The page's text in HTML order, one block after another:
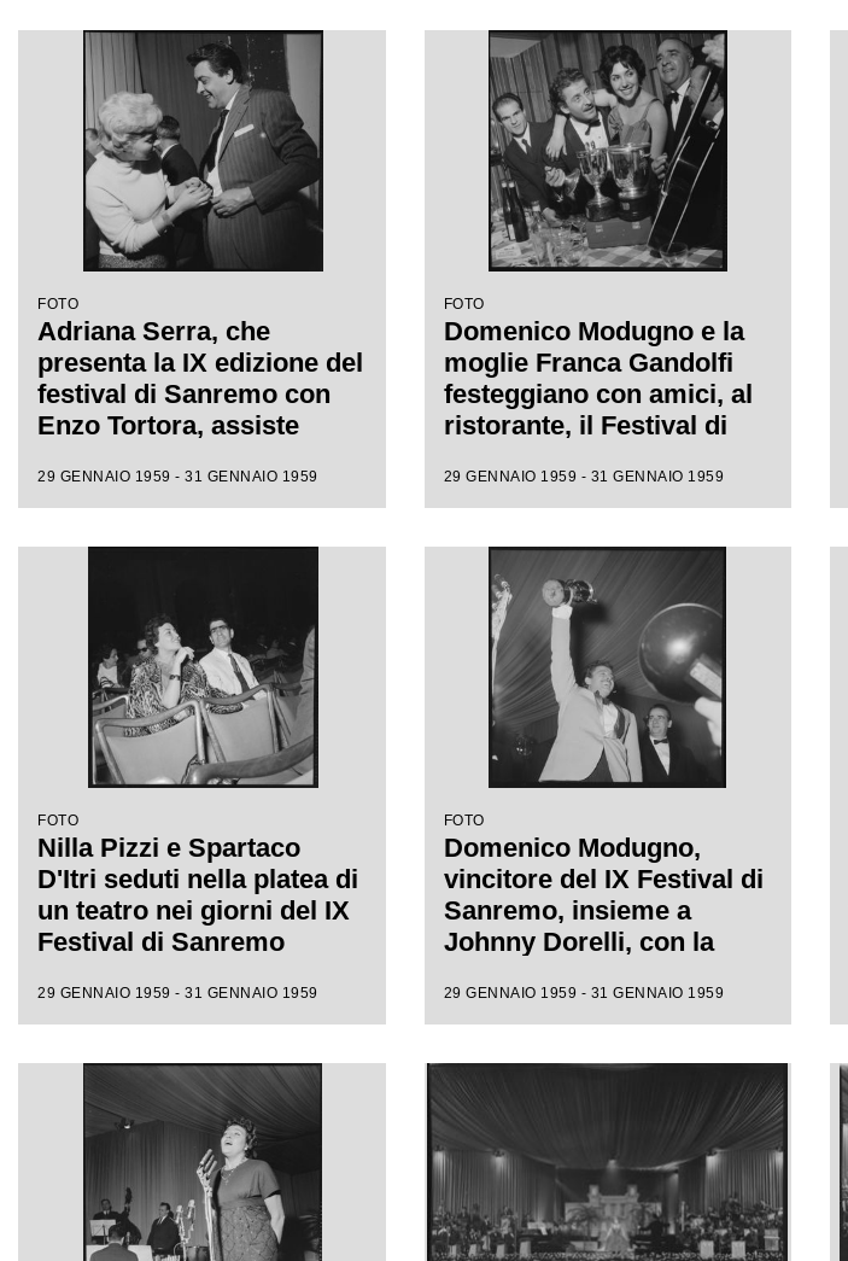
FOTO
Adriana Serra, che
presenta la IX edizione del
festival di Sanremo con
Enzo Tortora, assiste
dietro le quinte
29 GENNAIO 1959 - 31 GENNAIO 1959
FOTO
Domenico Modugno e la
moglie Franca Gandolfi
festeggiano con amici, al
ristorante, il Festival di
insieme a Johnny Dorelli
29 GENNAIO 1959 - 31 GENNAIO 1959
FOTO
Nilla Pizzi e Spartaco
D'Itri seduti nella platea di
un teatro nei giorni del IX
Festival di Sanremo
29 GENNAIO 1959 - 31 GENNAIO 1959
FOTO
Domenico Modugno,
vincitore del IX Festival di
Sanremo, insieme a
Johnny Dorelli, con la
29 GENNAIO 1959 - 31 GENNAIO 1959